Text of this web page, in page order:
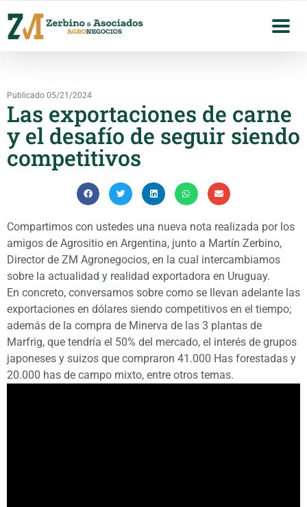
Publicado 05/21/2024
Las exportaciones de carne
y el desafío de seguir siendo
competitivos
Compartimos con ustedes una nueva nota realizada por los
amigos de Agrositio en Argentina, junto a Martín Zerbino,
Director de ZM Agronegocios, en la cual intercambiamos
sobre la actualidad y realidad exportadora en Uruguay.
En concreto, conversamos sobre como se llevan adelante las
exportaciones en dólares siendo competitivos en el tiempo;
además de la compra de Minerva de las 3 plantas de
Marfrig, que tendría el 50% del mercado, el interés de grupos
japoneses y suizos que compraron 41.000 Has forestadas y
20.000 has de campo mixto, entre otros temas.